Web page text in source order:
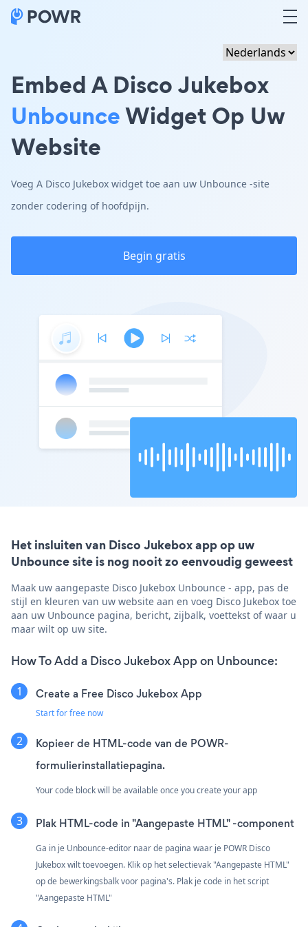
Embed A Disco Jukebox
UnbounceWidget Op Uw
Website
Voeg A Disco Jukebox widget toe aan uw Unbounce -site
zonder codering of hoofdpijn.
Begin gratis
Het insluiten van Disco Jukebox app op uw
Unbounce site is nog nooit zo eenvoudig geweest
Maak uw aangepaste Disco Jukebox Unbounce - app, pas de
stijl en kleuren van uw website aan en voeg Disco Jukebox toe
aan uw Unbounce pagina, bericht, zijbalk, voettekst of waar u
maar wilt op uw site.
How To Add a Disco Jukebox App on Unbounce:
Create a Free Disco Jukebox App
Start for free now
Kopieer de HTML-code van de POWR-
formulierinstallatiepagina.
Your code block will be available once you create your app
Plak HTML-code in "Aangepaste HTML" -component
Ga in je Unbounce-editor naar de pagina waar je POWR Disco
Jukebox wilt toevoegen. Klik op het selectievak "Aangepaste HTML"
op de bewerkingsbalk voor pagina's. Plak je code in het script
"Aangepaste HTML"